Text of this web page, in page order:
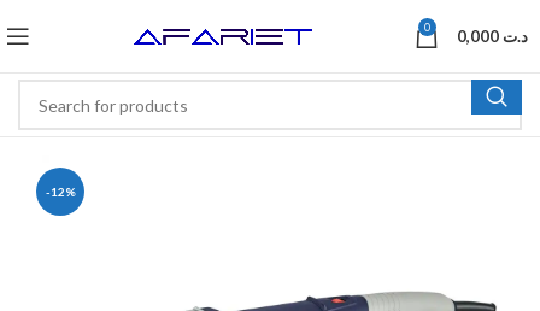
0 د.ت
-12%